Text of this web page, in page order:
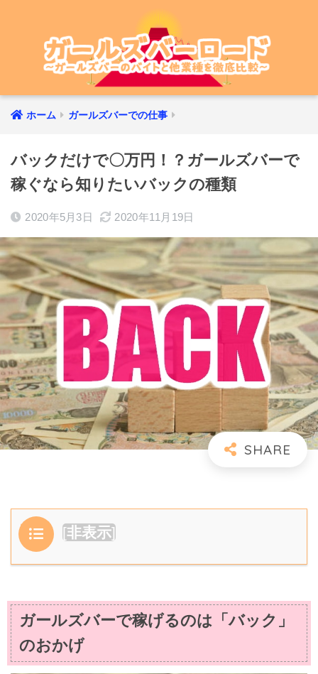
ホーム ガールズバーでの仕事
バックだけで〇万円！？ガールズバーで
稼ぐなら知りたいバックの種類
2020年5月3日 2020年11月19日
目次 [非表示]
ガールズバーで稼げるのは「バック」
のおかげ